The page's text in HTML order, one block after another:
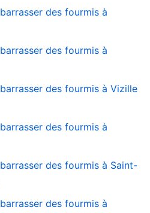
des fourmis à
des fourmis à
des fourmis à Vizille
des fourmis à
des fourmis à Saint-
des fourmis à